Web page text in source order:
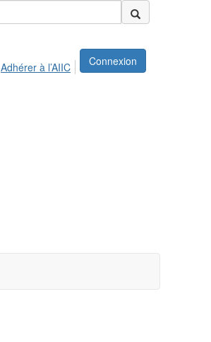
Connexion
Adhérer à l’AIIC